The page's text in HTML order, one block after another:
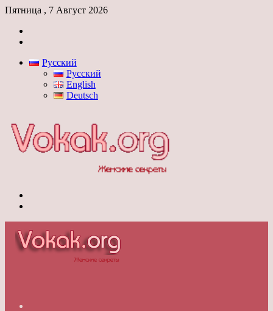
Пятница , 7 Август 2026
Русский
Русский
English
Deutsch